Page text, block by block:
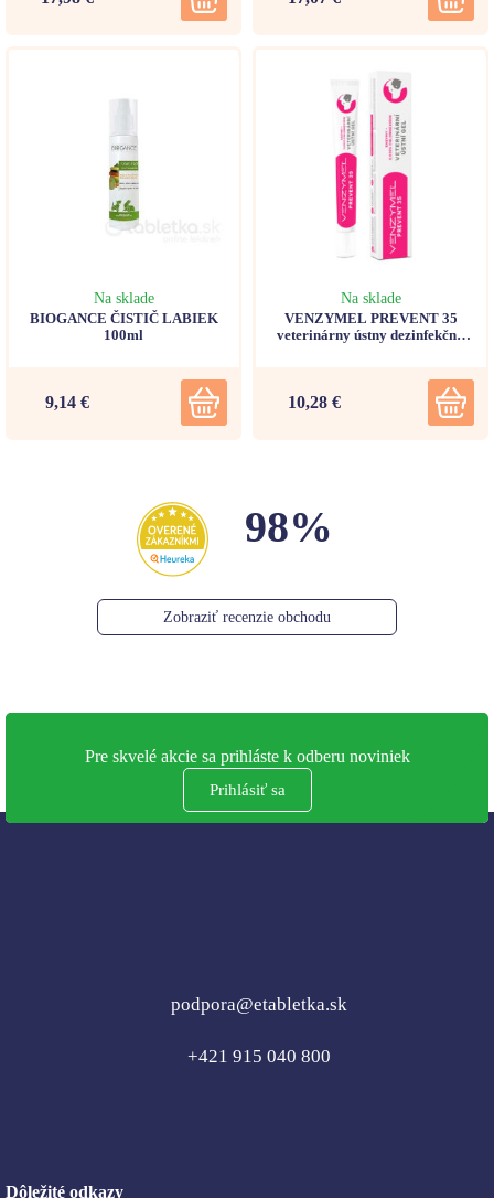
Na sklade
BIOGANCE ČISTIČ LABIEK
100ml
9,14 €
Na sklade
VENZYMEL PREVENT 35
veterinárny ústny dezinfekčný
10,28 €
98%
Zobraziť recenzie obchodu
Pre skvelé akcie sa prihláste k odberu noviniek
Prihlásiť sa
podpora@etabletka.sk
+421 915 040 800
Dôležité odkazy